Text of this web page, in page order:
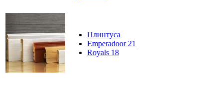
Плинтуса
Emperadoor 21
Royals 18